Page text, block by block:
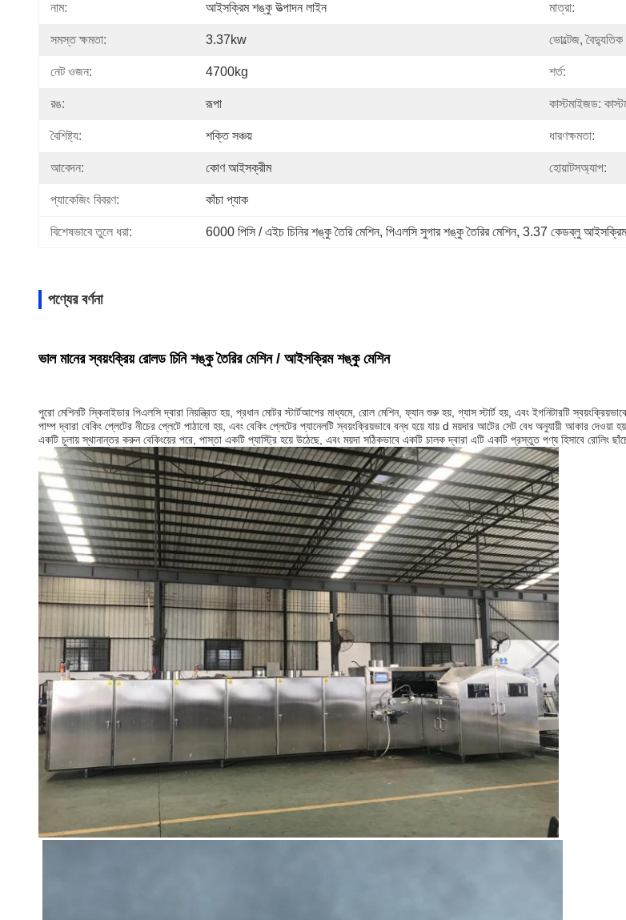
নাম: আইসক্রিম শঙ্কু উত্পাদন লাইন মাত্রা:
সমস্ত ক্ষমতা: 3.37kw ভোল্টেজ,
নেট ওজন: 4700kg শর্ত:
রঙ: রূপা কাস্টমাইজড:
বৈশিষ্ট্য: শক্তি সঞ্চয় ধারণক্ষমতা:
আবেদন: কোণ আইসক্রীম হোয়াটসঅ্যাপ:
প্যাকেজিং বিবরণ: কাঁচা প্যাক
বিশেষভাবে তুলে ধরা: 6000 পিসি / এইচ চিনির শঙ্কু তৈরি মেশিন, পিএলসি সুগার শঙ্কু তৈরির মেশিন, 3.37 কেডব্লু আইসক্রিম
পণ্যের বর্ণনা
ভাল মানের স্বয়ংক্রিয় রোলড চিনি শঙ্কু তৈরির মেশিন / আইসক্রিম শঙ্কু মেশিন
পুরো মেশিনটি স্কিনাইডার পিএলসি দ্বারা নিয়ন্ত্রিত হয়, প্রধান মোটর স্টার্টআপের মাধ্যমে, রোল মেশিন, ফ্যান শুরু হয়, গ্যাস স্টার্ট হয়, এবং ইগনিটারটি
পাম্প দ্বারা বেকিং প্লেটের নীচের প্লেটে পাঠানো হয়, এবং বেকিং প্লেটের প্যানেলটি স্বয়ংক্রিয়ভাবে বন্ধ হয়ে যায় d ময়দার আটের সেট বেধ অনুযায়ী আকার
একটি চুলায় স্থানান্তর করুন বেকিংয়ের পরে, পাস্তা একটি প্যাস্ট্রি হয়ে উঠেছে, এবং ময়দা সঠিকভাবে একটি চালক দ্বারা এটি একটি প্রস্তুত পণ্য হিসাবে রোলিং